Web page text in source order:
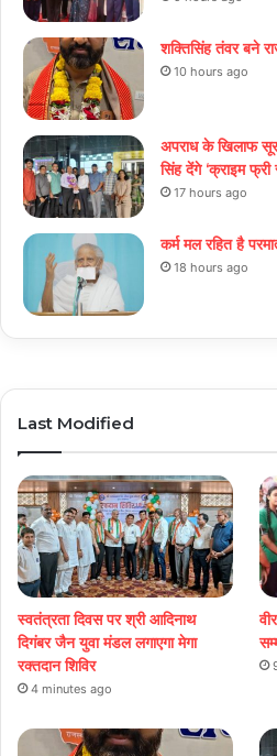
शक्तिसिंह तंवर बने
10 hours ago
अपराध के खिलाफ
सिंह देंगे ‘क्राइम
17 hours ago
कर्म मल रहित है
18 hours ago
Last Modified
स्वतंत्रता दिवस पर श्री आदिनाथ
दिगंबर जैन युवा मंडल लगाएगा मेगा
रक्तदान शिविर
4 minutes ago